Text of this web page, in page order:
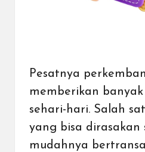
Pesatnya
memberikan
sehari-hari. Salah
yang bisa dirasakan
mudahnya